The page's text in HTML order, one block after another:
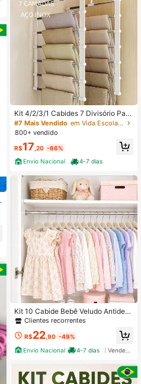
Kit 4/2/3/1 Cabides 7 Divisório Para
Calças Toalhas Cachecóis Organiz
ador De Roupa Aço Inox Reforçado
#7 Mais Vendido
em Vida Escolar Moderna Cabides e prateleiras
800+ vendido
R$17 ,20 -66%
Envio Nacional
4-7 dias
Kit 10 Cabide Bebê Veludo Antidesli
zante Infantil Rister Baby
Clientes recorrentes
R$22,90 -49%
Envio Nacional
4-7 dias